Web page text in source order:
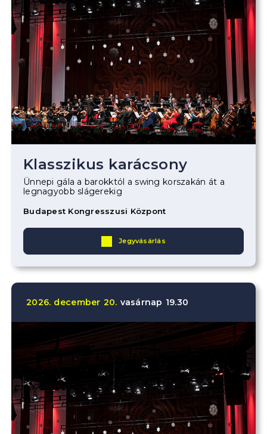
Klasszikus karácsony
Ünnepi gála a barokktól a swing korszakán át a
legnagyobb slágerekig
Budapest Kongresszusi Központ
Jegyvásárlás
2026. december 20. vasárnap 19.30